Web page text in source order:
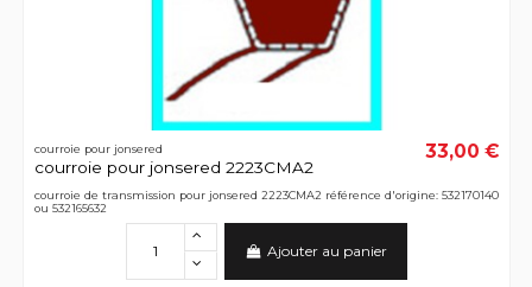
courroie pour jonsered
courroie pour jonsered 2223CMA2
33,00 €
courroie de transmission pour jonsered 2223CMA2 référence d'origine: 532170140
ou 532165632
Ajouter au panier